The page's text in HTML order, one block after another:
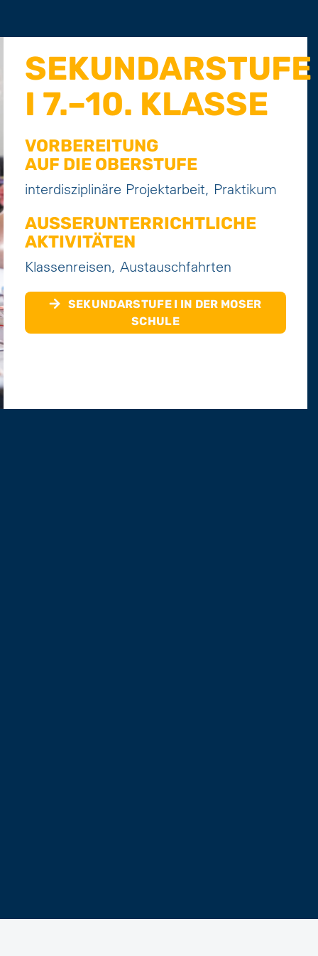
SEKUNDARSTUFE
I 7.–10. KLASSE
VORBEREITUNG
AUF DIE OBERSTUFE
interdisziplinäre Projektarbeit, Praktikum
AUSSERUNTERRICHTLICHE A
KTIVITÄTEN
Klassenreisen, Austauschfahrten
SEKUNDARSTUFE I IN DER MOSER
SCHULE